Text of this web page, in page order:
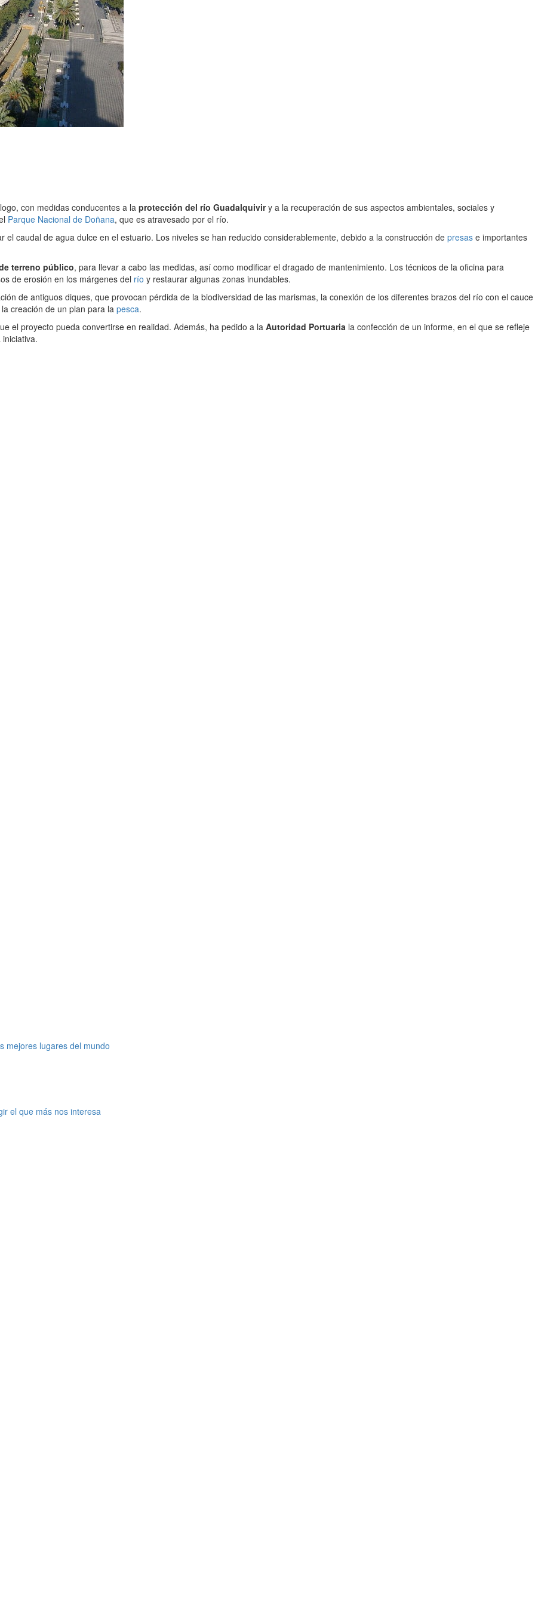
con medidas conducentes a la protección del río Guadalquiviry a la recuperación de sus aspectos ambientales, sociales y
Parque Nacional de Doñana, que es atravesado por el río.
el caudal de agua dulce en el estuario. Los niveles se han reducido considerablemente, debido a la construcción de presas e importantes
terreno público, para llevar a cabo las medidas, así como modificar el dragado de mantenimiento. Los técnicos de la oficina para
de erosión en los márgenes del río y restaurar algunas zonas inundables.
de antiguos diques, que provocan pérdida de la biodiversidad de las marismas, la conexión de los diferentes brazos del río con el cauce
creación de un plan para la pesca.
el proyecto pueda convertirse en realidad. Además, ha pedido a la Autoridad Portuaria la confección de un informe, en el que se refleje
mejores lugares del mundo
el que más nos interesa